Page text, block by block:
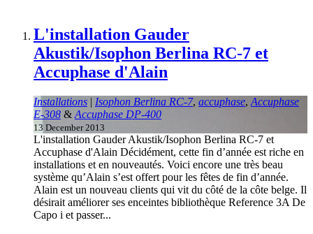
L'installation Gauder
Akustik/Isophon Berlina RC-7 et
Accuphase d'Alain
Installations | Isophon Berlina RC-7, accuphase, Accuphase
E-308 & Accuphase DP-400
13 December 2013
L'installation Gauder Akustik/Isophon Berlina RC-7 et
Accuphase d'Alain Décidément, cette fin d’année est riche en
installations et en nouveautés. Voici encore une très beau
système qu’Alain s’est offert pour les fêtes de fin d’année.
Alain est un nouveau clients qui vit du côté de la côte belge. Il
désirait améliorer ses enceintes bibliothèque Reference 3A De
Capo i et passer...